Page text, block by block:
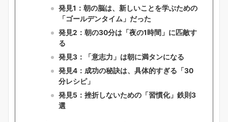
発見1：朝の脳は、新しいことを学ぶための
「ゴールデンタイム」だった
発見2：朝の30分は「夜の1時間」に匹敵す
る
発見3：「意志力」は朝に満タンになる
発見4：成功の秘訣は、具体的すぎる「30
分レシピ」
発見5：挫折しないための「習慣化」鉄則3
選